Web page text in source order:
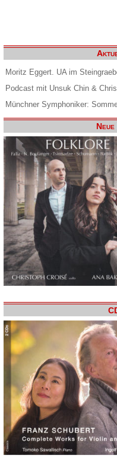
Moritz Eggert. UA im
Podcast mit Unsuk Chin &
Münchner Symphoniker: